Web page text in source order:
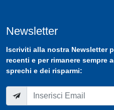
Newsletter
Iscriviti alla nostra Newsletter
recenti e per rimanere sempre
sprechi e dei risparmi: